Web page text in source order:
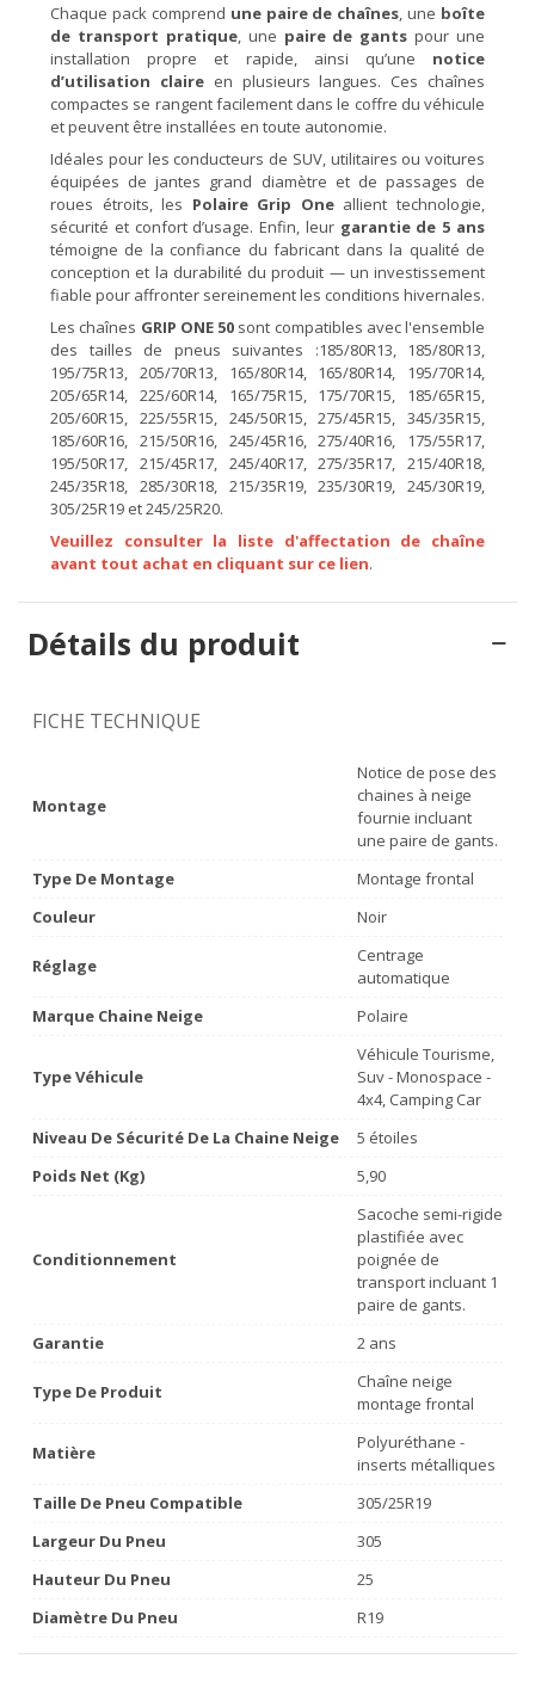
Chaque pack comprend une paire de chaînes , une boîte
de transport pratique, une paire de gants pour une
installation propre et rapide, ainsi qu’une notice
d’utilisation claireen plusieurs langues. Ces chaînes
compactes se rangent facilement dans le coffre du véhicule
et peuvent être installées en toute autonomie.
Idéales pour les conducteurs de SUV, utilitaires ou voitures
équipées de jantes grand diamètre et de passages de
roues étroits, les Polaire Grip One allient technologie,
sécurité et confort d’usage. Enfin, leur garantie de 5 ans
témoigne de la confiance du fabricant dans la qualité de
conception et la durabilité du produit — un investissement
fiable pour affronter sereinement les conditions hivernales.
Les chaînes GRIP ONE 50 sont compatibles avec l'ensemble
des tailles de pneus suivantes :185/80R13, 185/80R13,
195/75R13, 205/70R13, 165/80R14, 165/80R14, 195/70R14,
205/65R14, 225/60R14, 165/75R15, 175/70R15, 185/65R15,
205/60R15, 225/55R15, 245/50R15, 275/45R15, 345/35R15,
185/60R16, 215/50R16, 245/45R16, 275/40R16, 175/55R17,
195/50R17, 215/45R17, 245/40R17, 275/35R17, 215/40R18,
245/35R18, 285/30R18, 215/35R19, 235/30R19, 245/30R19,
305/25R19 et 245/25R20.
Veuillez consulter la liste d'affectation de chaîne
avant tout achat en cliquant sur ce lien.
Détails du produit
FICHE TECHNIQUE
Montage
Notice de pose des
chaines à neige
fournie incluant
une paire de gants.
Type De Montage
Montage frontal
Couleur
Noir
Réglage
Centrage
automatique
Marque Chaine Neige
Polaire
Type Véhicule
Véhicule Tourisme,
Suv - Monospace -
4x4, Camping Car
Niveau De Sécurité De La Chaine Neige
5 étoiles
Poids Net (Kg)
5,90
Conditionnement
Sacoche semi-rigide
plastifiée avec
poignée de
transport incluant 1
paire de gants.
Garantie
2 ans
Type De Produit
Chaîne neige
montage frontal
Matière
Polyuréthane -
inserts métalliques
Taille De Pneu Compatible
305/25R19
Largeur Du Pneu
305
Hauteur Du Pneu
25
Diamètre Du Pneu
R19